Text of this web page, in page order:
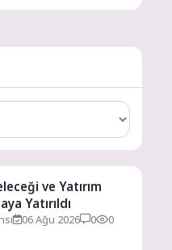
ve Yatırım
Yatırıldı
06 Ağu 2026 0 0